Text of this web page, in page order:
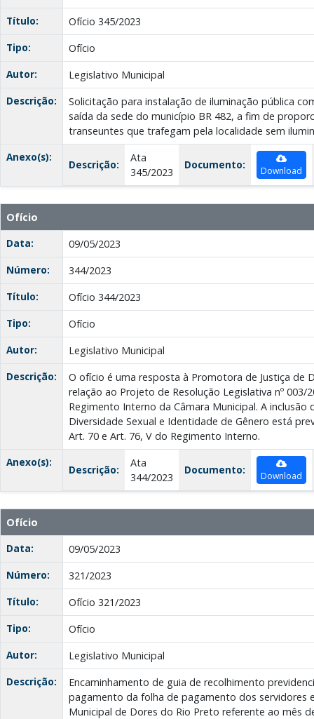
Título:
Ofício 345/2023
Tipo:
Ofício
Autor:
Legislativo Municipal
Descrição:
Solicitação para instalação de iluminação pública
saída da sede do município BR 482, a fim de
transeuntes que trafegam pela localidade sem
Anexo(s):
Descrição:
Ata
345/2023
Documento: Download
Ofício
Data:
09/05/2023
Número:
344/2023
Título:
Ofício 344/2023
Tipo:
Ofício
Autor:
Legislativo Municipal
Descrição:
O ofício é uma resposta à Promotora de Justiça de
relação ao Projeto de Resolução Legislativa nº 003/
Regimento Interno da Câmara Municipal. A inclusão
Diversidade Sexual e Identidade de Gênero está
Art. 70 e Art. 76, V do Regimento Interno.
Anexo(s):
Descrição:
Ata
344/2023
Documento: Download
Ofício
Data:
09/05/2023
Número:
321/2023
Título:
Ofício 321/2023
Tipo:
Ofício
Autor:
Legislativo Municipal
Descrição:
Encaminhamento de guia de recolhimento
pagamento da folha de pagamento dos servidores
Municipal de Dores do Rio Preto referente ao mês